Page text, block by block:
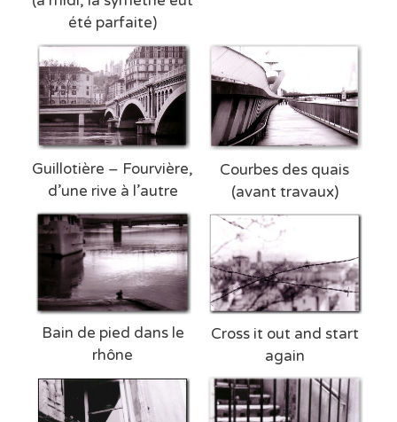
été parfaite)
Guillotière – Fourvière,
d’une rive à l’autre
Courbes des quais
(avant travaux)
Bain de pied dans le
rhône
Cross it out and start
again